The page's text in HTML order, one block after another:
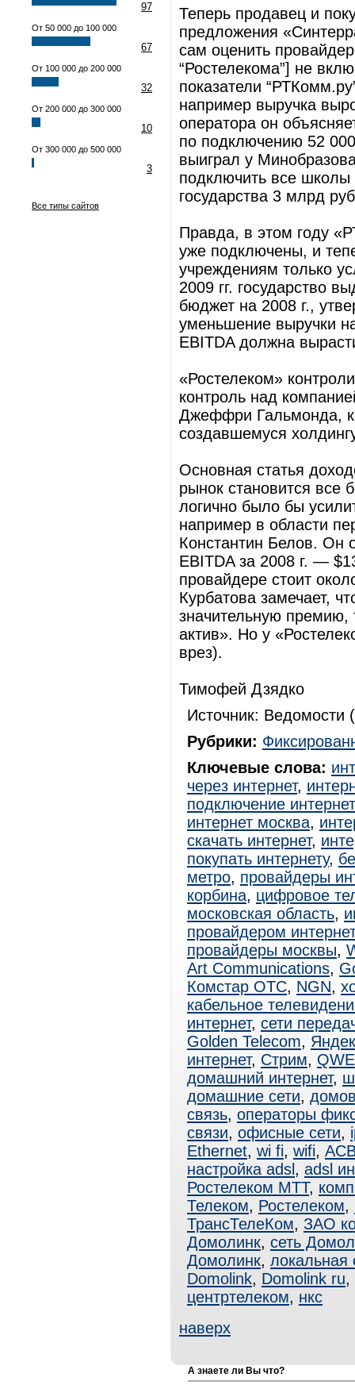
97
От 50 000 до 100 000
67
От 100 000 до 200 000
32
От 200 000 до 300 000
10
От 300 000 до 500 000
3
Все типы сайтов
Теперь продавец и
предложения
сам оценить
“Ростелекома”] не
показатели
например выручка
оператора он
по подключению 52
выиграл у
подключить все школы
государства 3 млрд
Правда, в этом году
уже подключены, и
учреждениям только
2009 гг. государство
бюджет на 2008 г.,
уменьшение выручки
EBITDA должна
«Ростелеком»
контроль над
Джеффри Гальмонда,
создавшемуся
Основная статья
рынок становится все
логично было бы
например в области
Константин Белов. Он
EBITDA за 2008 г. —
провайдере стоит
Курбатова замечает,
значительную премию,
актив». Но у
врез).
Тимофей Дзядко
Источник: Ведомости (
Рубрики:
Ключевые слова:
через интернет,
подключение
интернет москва,
скачать интернет,
покупать интернету,
метро, провайдеры
корбина, цифровое
московская область,
провайдером
провайдеры москвы,
Art Communications,
Комстар ОТС, NGN,
кабельное
интернет, сети
Golden Telecom,
интернет, Стрим,
домашний интернет,
домашние сети,
связь, операторы
связи, офисные сети,
Ethernet, wi fi, wifi,
настройка adsl , adsl
Ростелеком МТТ,
Телеком, Ростелеком,
ТрансТелеКом, ЗАО
Домолинк, сеть
Домолинк, локальная
Domolink, Domolink ru,
центртелеком, нкс
наверх
А знаете ли Вы что?